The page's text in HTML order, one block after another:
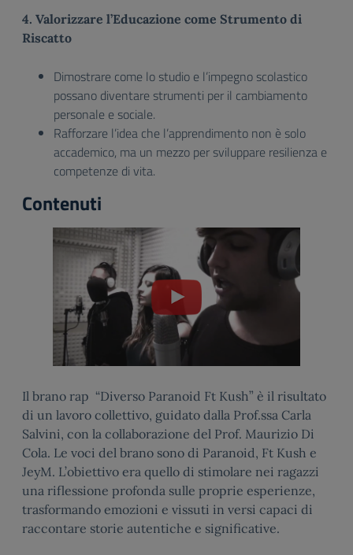
4. Valorizzare l’Educazione come Strumento di
Riscatto
Dimostrare come lo studio e l’impegno scolastico
possano diventare strumenti per il cambiamento
personale e sociale.
Rafforzare l’idea che l’apprendimento non è solo
accademico, ma un mezzo per sviluppare resilienza e
competenze di vita.
Contenuti
Il brano rap “Diverso Paranoid Ft Kush” è il risultato
di un lavoro collettivo, guidato dalla Prof.ssa Carla
Salvini, con la collaborazione del Prof. Maurizio Di
Cola. Le voci del brano sono di Paranoid, Ft Kush e
JeyM. L’obiettivo era quello di stimolare nei ragazzi
una riflessione profonda sulle proprie esperienze,
trasformando emozioni e vissuti in versi capaci di
raccontare storie autentiche e significative.